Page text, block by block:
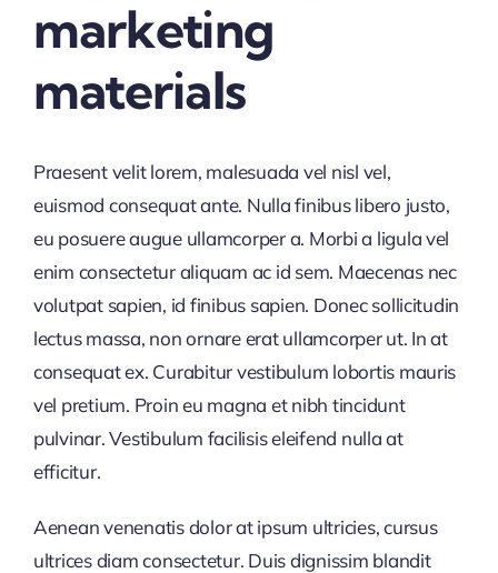
marketing
materials
Praesent velit lorem, malesuada vel nisl vel,
euismod consequat ante. Nulla finibus libero justo,
eu posuere augue ullamcorper a. Morbi a ligula vel
enim consectetur aliquam ac id sem. Maecenas nec
volutpat sapien, id finibus sapien. Donec sollicitudin
lectus massa, non ornare erat ullamcorper ut. In at
consequat ex. Curabitur vestibulum lobortis mauris
vel pretium. Proin eu magna et nibh tincidunt
pulvinar. Vestibulum facilisis eleifend nulla at
efficitur.
Aenean venenatis dolor at ipsum ultricies, cursus
ultrices diam consectetur. Duis dignissim blandit